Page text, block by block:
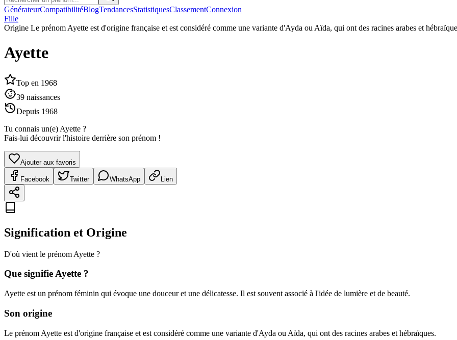
GénérateurCompatibilitéBlogTendancesStatistiquesClassementConnexion
Fille
Origine Le prénom Ayette est d'origine française et est considéré comme une variante d'Ayda ou Aïda, qui ont des racines arabes et
Ayette
Top en 1968
39 naissances
Depuis 1968
Tu connais un(e) Ayette ?
Fais-lui découvrir l'histoire derrière son prénom !
Ajouter aux favoris
Facebook Twitter WhatsApp Lien
Signification et Origine
D'où vient le prénom Ayette ?
Que signifieAyette ?
Ayette est un prénom féminin qui évoque une douceur et une délicatesse. Il est souvent associé à l'idée de lumière et de beauté.
Son origine
Le prénom Ayette est d'origine française et est considéré comme une variante d'Ayda ou Aïda, qui ont des racines arabes et hébraïques.